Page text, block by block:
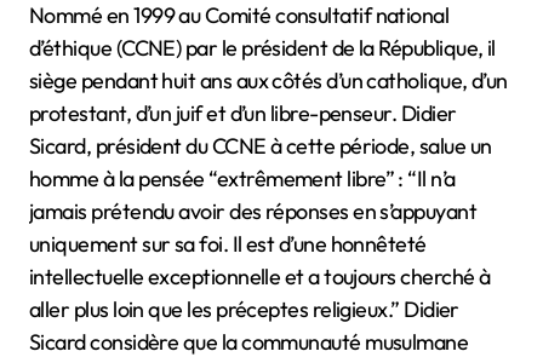
Nommé en 1999 au Comité consultatif national
d’éthique (CCNE) par le président de la République, il
siège pendant huit ans aux côtés d’un catholique, d’un
protestant, d’un juif et d’un libre-penseur. Didier
Sicard, président du CCNE à cette période, salue un
homme à la pensée “extrêmement libre” : “Il n’a
jamais prétendu avoir des réponses en s’appuyant
uniquement sur sa foi. Il est d’une honnêteté
intellectuelle exceptionnelle et a toujours cherché à
aller plus loin que les préceptes religieux.” Didier
Sicard considère que la communauté musulmane